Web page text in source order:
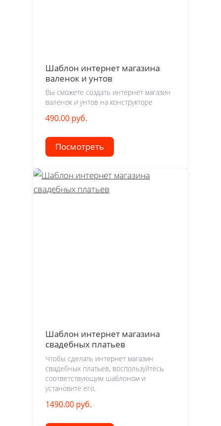
Шаблон интернет магазина
валенок и унтов
Вы сможете создать интернет магазин
валенок и унтов на конструкторе
490.00 руб.
Посмотреть
Шаблон интернет магазина
свадебных платьев
Чтобы сделать интернет магазин
свадебных платьев, воспользуйтесь
соответствующим шаблоном и
установите его.
1490.00 руб.